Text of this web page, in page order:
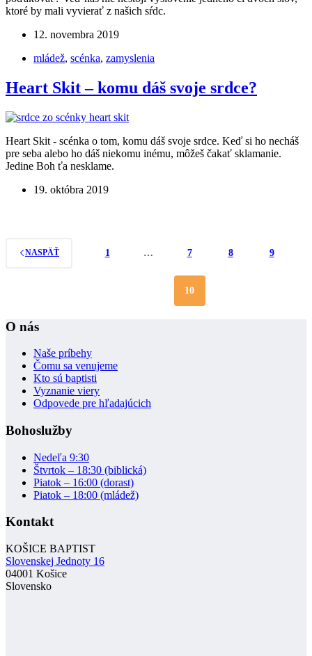
ktoré by mali vyvierať z našich sŕdc.
12. novembra 2019
mládež, scénka, zamyslenia
Heart Skit – komu dáš svoje srdce?
Heart Skit - scénka o tom, komu dáš svoje srdce. Keď si ho necháš
pre seba alebo ho dáš niekomu inému, môžeš čakať sklamanie.
Jedine Boh ťa nesklame.
19. októbra 2019
NASPÄŤ 1 … 7 8 9
10
O nás
Naše príbehy
Čomu sa venujeme
Kto sú baptisti
Vyznanie viery
Odpovede pre hľadajúcich
Bohoslužby
Nedeľa 9:30
Štvrtok – 18:30 (biblická)
Piatok – 16:00 (dorast)
Piatok – 18:00 (mládež)
Kontakt
KOŠICE BAPTIST
Slovenskej Jednoty 16
04001 Košice
Slovensko